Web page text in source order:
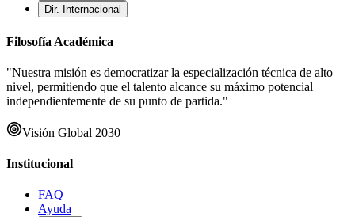
Dir. Internacional
Filosofía Académica
"Nuestra misión es democratizar la especialización técnica de alto
nivel, permitiendo que el talento alcance su máximo potencial
independientemente de su punto de partida."
Visión Global 2030
Institucional
FAQ
Ayuda